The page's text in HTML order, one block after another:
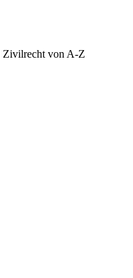
Zivilrecht von A-Z